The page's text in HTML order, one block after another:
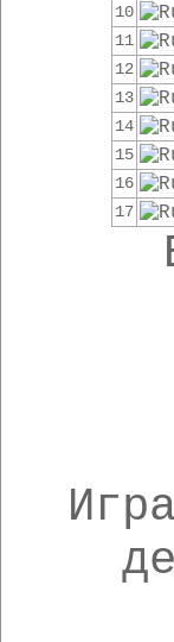
10
11
12
13
14
15
16
17